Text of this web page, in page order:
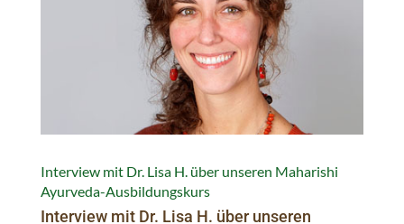
Interview mit Dr. Lisa H. über unseren Maharishi
Ayurveda-Ausbildungskurs
Interview mit Dr. Lisa H. über unseren